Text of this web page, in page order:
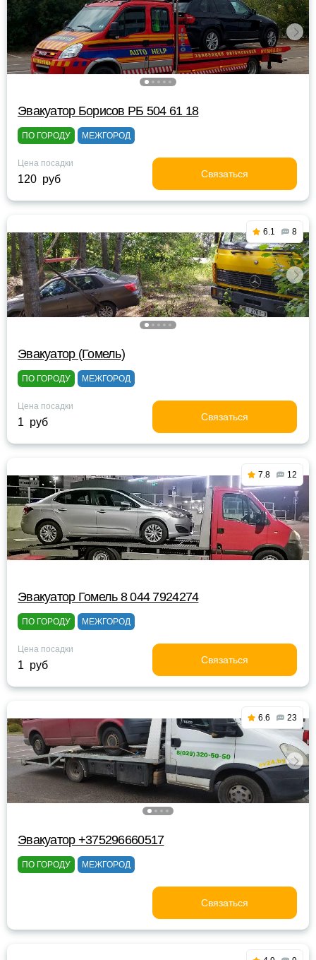
Эвакуатор Борисов РБ 504 61 18
ПО ГОРОДУ МЕЖГОРОД
Цена посадки
120 руб Связаться
6.1 8
Эвакуатор (Гомель)
ПО ГОРОДУ МЕЖГОРОД
Цена посадки
1 руб Связаться
7.8 12
Эвакуатор Гомель 8 044 7924274
ПО ГОРОДУ МЕЖГОРОД
Цена посадки
1 руб Связаться
6.6 23
Эвакуатор +375296660517
ПО ГОРОДУ МЕЖГОРОД
Связаться